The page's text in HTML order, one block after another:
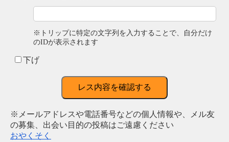
※トリップに特定の文字列を入力することで、自分だけ
のIDが表示されます
下げ
レス内容を確認する
※メールアドレスや電話番号などの個人情報や、メル友
の募集、出会い目的の投稿はご遠慮ください
おやくそく